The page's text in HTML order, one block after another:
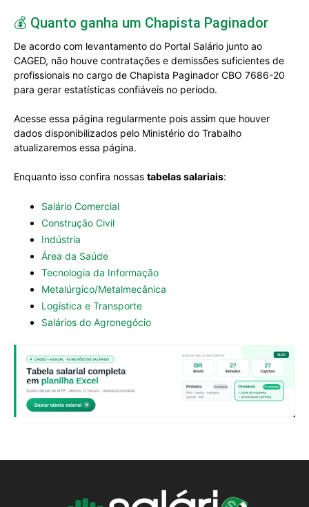
💰 Quanto ganha um Chapista Paginador
De acordo com levantamento do Portal Salário junto ao
CAGED, não houve contratações e demissões suficientes de
profissionais no cargo de Chapista Paginador CBO 7686-20
para gerar estatísticas confiáveis no período.
Acesse essa página regularmente pois assim que houver
dados disponibilizados pelo Ministério do Trabalho
atualizaremos essa página.
Enquanto isso confira nossas tabelas salariais:
Salário Comercial
Construção Civil
Indústria
Área da Saúde
Tecnologia da Informação
Metalúrgico/Metalmecânica
Logística e Transporte
Salários do Agronegócio